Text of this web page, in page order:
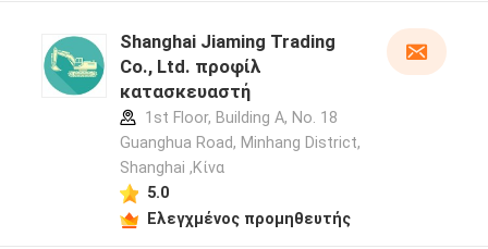
Shanghai Jiaming Trading
Co., Ltd. προφίλ
κατασκευαστή
1st Floor, Building A, No. 18
Guanghua Road, Minhang District,
Shanghai ,Κίνα
5.0
Ελεγχμένος προμηθευτής